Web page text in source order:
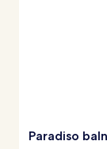
Paradiso